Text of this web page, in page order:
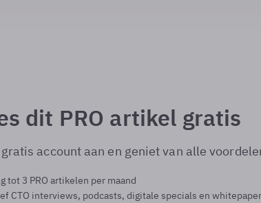
dit PRO artikel gratis
account aan en geniet van alle
tot 3 PRO artikelen per maand
CTO interviews, podcasts, digitale specials en